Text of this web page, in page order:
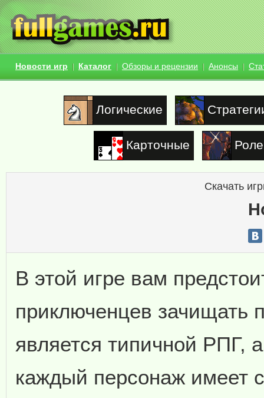
Новости игр Каталог Обзоры и рецензии Анонсы
Логические
Карточные
Скачать
В этой игре вам
приключенцев зачищать
является типичной РПГ,
каждый персонаж имеет